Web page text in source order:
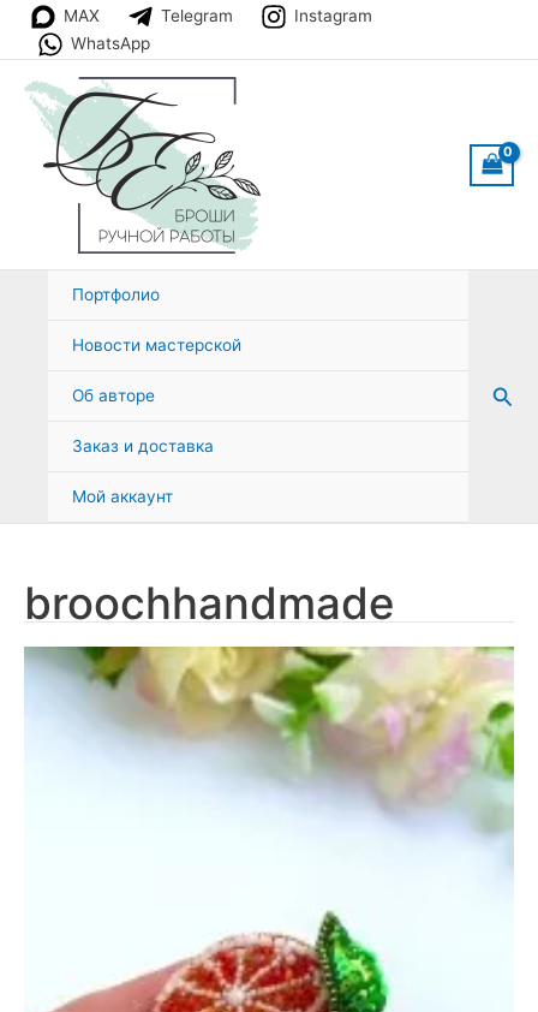
Перейти
содержимому
MAX Telegram
Instagram
WhatsApp
Портфолио
Новости мастерской
Об авторе
Заказ и доставка
Мой аккаунт
broochhandmade